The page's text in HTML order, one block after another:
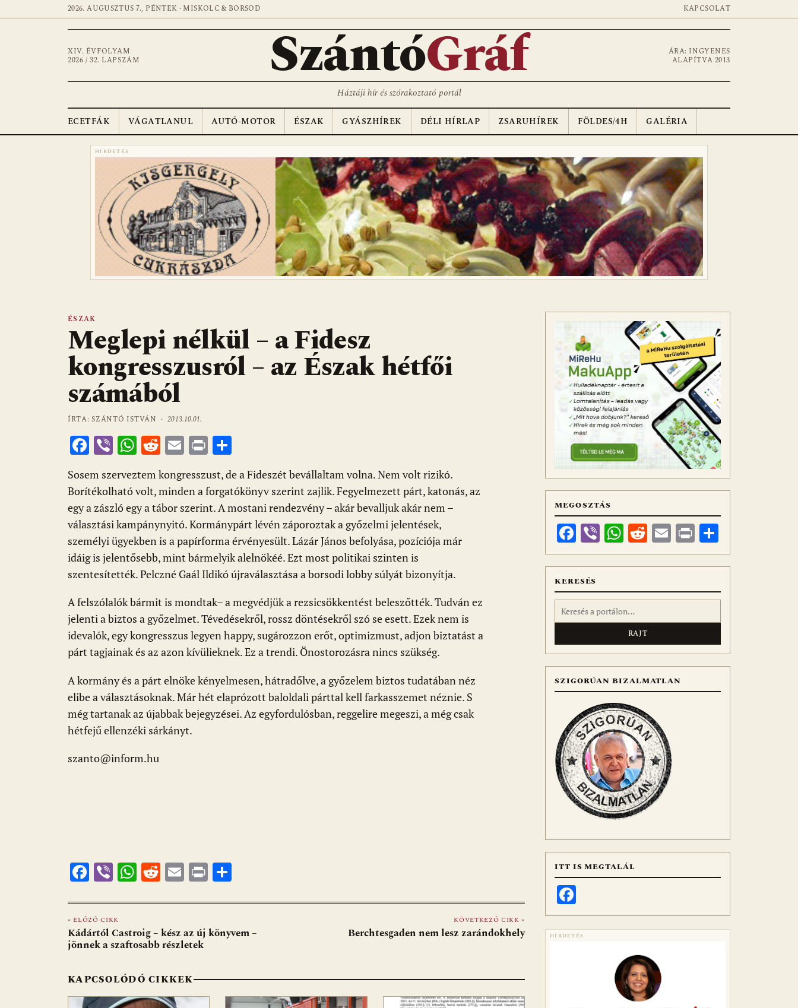
2026. AUGUSZTUS 7., PÉNTEK · MISKOLC & BORSOD KAPCSOLAT
XIV. ÉVFOLYAM
2026 / 32. LAPSZÁM
SzántóGráf
ÁRA: INGYENES
ALAPÍTVA 2013
Háztáji hír és szórakoztató portál
ECETFÁK VÁGATLANUL AUTÓ-MOTOR ÉSZAK GYÁSZHÍREK DÉLI HÍRLAP ZSARUHÍREK FÖLDES/4H GALÉRIA
HIRDETÉS
ÉSZAK
Meglepi nélkül – a Fidesz
kongresszusról – az Észak hétfői
számából
ÍRTA: SZÁNTÓ ISTVÁN ·2013.10.01.
F
e
b
o
o
k
Vi
er
W
at
s
A
p
p
R
e
d
di
t
E
ai
l
Pr
t
ss
za
m
e
g
Sosem szerveztem kongresszust, de a Fideszét bevállaltam volna. Nem volt rizikó.
Borítékolható volt, minden a forgatókönyv szerint zajlik. Fegyelmezett párt, katonás, az
egy a zászló egy a tábor szerint. A mostani rendezvény – akár bevalljuk akár nem –
választási kampánynyitó. Kormánypárt lévén záporoztak a győzelmi jelentések,
személyi ügyekben is a papírforma érvényesült. Lázár János befolyása, pozíciója már
idáig is jelentősebb, mint bármelyik alelnökéé. Ezt most politikai szinten is
szentesítették. Pelczné Gaál Ildikó újraválasztása a borsodi lobby súlyát bizonyítja.
A felszólalók bármit is mondtak– a megvédjük a rezsicsökkentést beleszőtték. Tudván ez
jelenti a biztos a győzelmet. Tévedésekről, rossz döntésekről szó se esett. Ezek nem is
idevalók, egy kongresszus legyen happy, sugározzon erőt, optimizmust, adjon biztatást a
párt tagjainak és az azon kívülieknek. Ez a trendi. Önostorozásra nincs szükség.
A kormány és a párt elnöke kényelmesen, hátradőlve, a győzelem biztos tudatában néz
elibe a választásoknak. Már hét elaprózott baloldali párttal kell farkasszemet néznie. S
még tartanak az újabbak bejegyzései. Az egyfordulósban, reggelire megeszi, a még csak
hétfejű ellenzéki sárkányt.
szanto@inform.hu
F
e
b
o
k
Vi
er
W
at
s
A
p
p
R
d
di
t
E
ai
l
Pr
t za
m
« ELŐZŐ CIKK
Kádártól Castroig – kész az új könyvem –
jönnek a szaftosabb részletek
KÖVETKEZŐ CIKK »
Berchtesgaden nem lesz zarándokhely
KAPCSOLÓDÓ CIKKEK
MEGOSZTÁS
Facebook
ViberWhatsApp
Reddit
Email
Print
meg
KERESÉS
Keresés:
SZIGORÚAN BIZALMATLAN
ITT IS MEGTALÁL
HIRDETÉS